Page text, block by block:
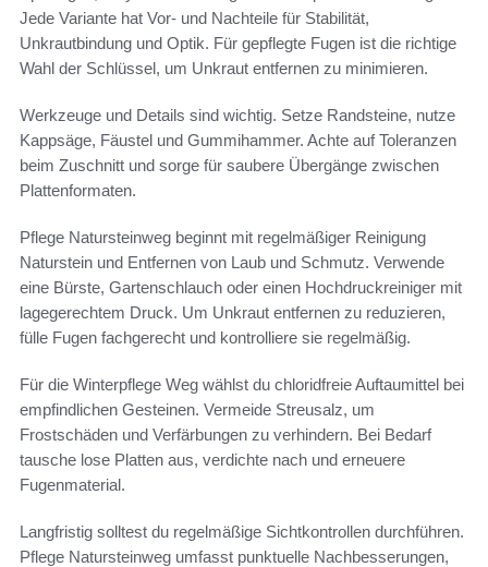
Jede Variante hat Vor- und Nachteile für Stabilität,
Unkrautbindung und Optik. Für gepflegte Fugen ist die richtige
Wahl der Schlüssel, um Unkraut entfernen zu minimieren.
Werkzeuge und Details sind wichtig. Setze Randsteine, nutze
Kappsäge, Fäustel und Gummihammer. Achte auf Toleranzen
beim Zuschnitt und sorge für saubere Übergänge zwischen
Plattenformaten.
Pflege Natursteinweg beginnt mit regelmäßiger Reinigung
Naturstein und Entfernen von Laub und Schmutz. Verwende
eine Bürste, Gartenschlauch oder einen Hochdruckreiniger mit
lagegerechtem Druck. Um Unkraut entfernen zu reduzieren,
fülle Fugen fachgerecht und kontrolliere sie regelmäßig.
Für die Winterpflege Weg wählst du chloridfreie Auftaumittel bei
empfindlichen Gesteinen. Vermeide Streusalz, um
Frostschäden und Verfärbungen zu verhindern. Bei Bedarf
tausche lose Platten aus, verdichte nach und erneuere
Fugenmaterial.
Langfristig solltest du regelmäßige Sichtkontrollen durchführen.
Pflege Natursteinweg umfasst punktuelle Nachbesserungen,